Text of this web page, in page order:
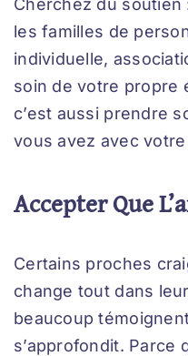
Cherchez du
les familles de
individuelle,
soin de votre propre
c’est aussi prendre
vous avez avec
Accepter Que
Certains proches
change tout dans
beaucoup
s’approfondit. Parce